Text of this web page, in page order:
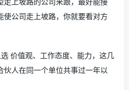
使公司走上坡路，你就要看对方
价值观、工作态度、能力，这几
伙人在同一个单位共事过一年以